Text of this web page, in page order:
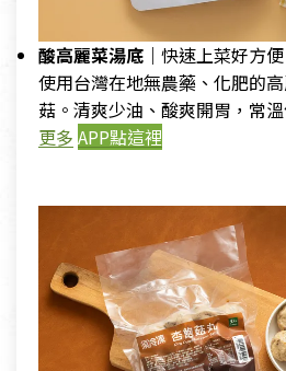
酸高麗菜湯底｜ 快速上菜好方便
使用台灣在地無農藥、化肥的
菇。清爽少油、酸爽開胃，常
更多 APP點這裡